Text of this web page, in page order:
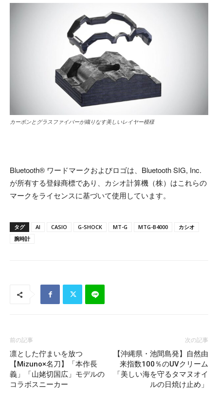
カーボンとグラスファイバーが織りなす美しいレイヤー模様
Bluetooth® ワードマークおよびロゴは、Bluetooth SIG, Inc.
が所有する登録商標であり、カシオ計算機（株）はこれらの
マークをライセンスに基づいて使用しています。
タグ AI CASIO G-SHOCK MT-G MTG-B4000
カシオ
腕時計
前の記事
凛とした佇まいを放つ
【Mizuno×名刀】「本作長
義」「山姥切国広」モデルの
コラボスニーカー
次の記事
【沖縄県・池間島発】自然由
来指数100％のUVクリーム
「美しい海を守るタマヌオイ
ルの日焼け止め」